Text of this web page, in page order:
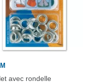
avec rondelle